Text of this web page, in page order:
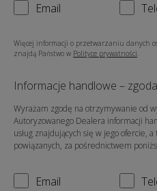
Email
Więcej informacji o przetwarzaniu danych
znajdą Państwo w Polityce prywatności.
Informacje handlowe –
Wyrażam zgodę na otrzymywanie od
Autoryzowanego Dealera informacji
usług znajdujących się w jego ofercie,
powiązanych, za pośrednictwem
Email